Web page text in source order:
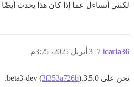
لكنني أتساءل عما إذا كان هذا يحدث
icaria36 3 أبريل 2025، 3:25م 7
نحن على 3.5.0.beta3-dev ( 3f353a726b).